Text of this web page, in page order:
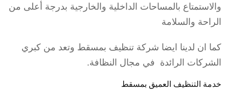
والاستمتاع بالمساحات الداخلية والخارجية بدرجة أعلى من
الراحة والسلامة
كما ان لدينا ايضا شركة تنظيف بمسقط وتعد من كبري
الشركات الرائدة في مجال النظافة.
خدمة التنظيف العميق بمسقط